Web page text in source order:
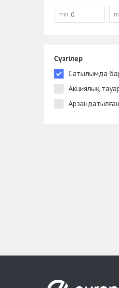
min
Сүзгілер
Сатылымда
Акциялық